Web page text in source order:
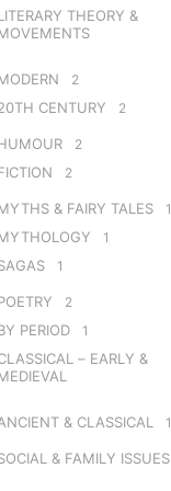
THEORY &
2
CENTURY 2
2
2
& FAIRY TALES 1
1
1
2
PERIOD 1
– EARLY &
& CLASSICAL 1
& FAMILY ISSUES